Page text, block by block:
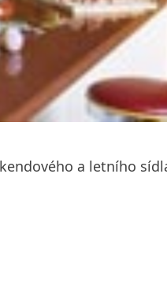
a letního